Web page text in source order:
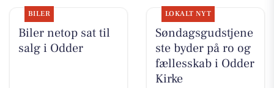
BILER
Biler netop sat til
salg i Odder
LOKALT NYT
Søndagsgudstjene
ste byder på ro og
fællesskab i Odder
Kirke